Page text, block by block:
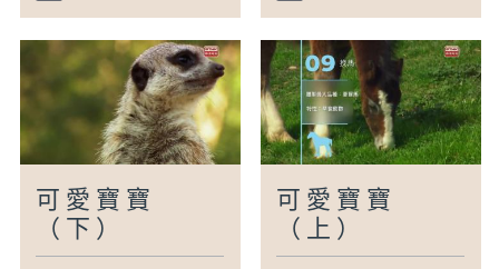
可愛寶寶
（下）
可愛寶寶
（上）